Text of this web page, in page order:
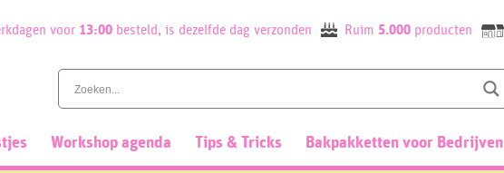
voor 13:00besteld, is dezelfde dag verzonden Ruim 5.000producten
Workshop agenda Tips & Tricks Bakpakketten voor Bedrijven